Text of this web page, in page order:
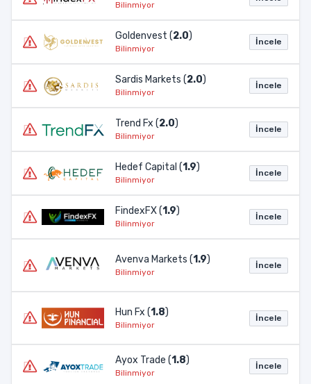
Bilinmiyor
Goldenvest (2.0)
Bilinmiyor
İncele
Sardis Markets (2.0)
Bilinmiyor
İncele
Trend Fx (2.0)
Bilinmiyor
İncele
Hedef Capital (1.9)
Bilinmiyor
İncele
FindexFX (1.9)
Bilinmiyor
İncele
Avenva Markets (1.9)
Bilinmiyor
İncele
Hun Fx (1.8)
Bilinmiyor
İncele
Ayox Trade (1.8)
Bilinmiyor
İncele